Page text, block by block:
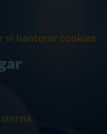
vi hanterar cookies